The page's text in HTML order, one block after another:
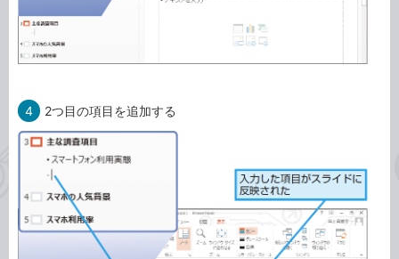
4 2つ目の項目を追加する